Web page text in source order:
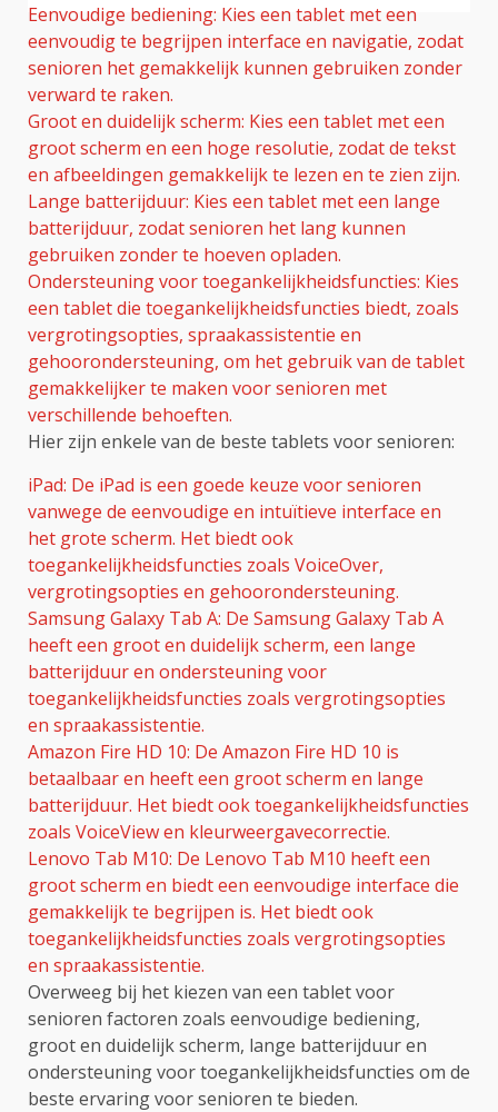
Eenvoudige bediening: Kies een tablet met een
eenvoudig te begrijpen interface en navigatie, zodat
senioren het gemakkelijk kunnen gebruiken zonder
verward te raken.
Groot en duidelijk scherm: Kies een tablet met een
groot scherm en een hoge resolutie, zodat de tekst
en afbeeldingen gemakkelijk te lezen en te zien zijn.
Lange batterijduur: Kies een tablet met een lange
batterijduur, zodat senioren het lang kunnen
gebruiken zonder te hoeven opladen.
Ondersteuning voor toegankelijkheidsfuncties: Kies
een tablet die toegankelijkheidsfuncties biedt, zoals
vergrotingsopties, spraakassistentie en
gehoorondersteuning, om het gebruik van de tablet
gemakkelijker te maken voor senioren met
verschillende behoeften.
Hier zijn enkele van de beste tablets voor senioren:
iPad: De iPad is een goede keuze voor senioren
vanwege de eenvoudige en intuïtieve interface en
het grote scherm. Het biedt ook
toegankelijkheidsfuncties zoals VoiceOver,
vergrotingsopties en gehoorondersteuning.
Samsung Galaxy Tab A: De Samsung Galaxy Tab A
heeft een groot en duidelijk scherm, een lange
batterijduur en ondersteuning voor
toegankelijkheidsfuncties zoals vergrotingsopties
en spraakassistentie.
Amazon Fire HD 10: De Amazon Fire HD 10 is
betaalbaar en heeft een groot scherm en lange
batterijduur. Het biedt ook toegankelijkheidsfuncties
zoals VoiceView en kleurweergavecorrectie.
Lenovo Tab M10: De Lenovo Tab M10 heeft een
groot scherm en biedt een eenvoudige interface die
gemakkelijk te begrijpen is. Het biedt ook
toegankelijkheidsfuncties zoals vergrotingsopties
en spraakassistentie.
Overweeg bij het kiezen van een tablet voor
senioren factoren zoals eenvoudige bediening,
groot en duidelijk scherm, lange batterijduur en
ondersteuning voor toegankelijkheidsfuncties om de
beste ervaring voor senioren te bieden.